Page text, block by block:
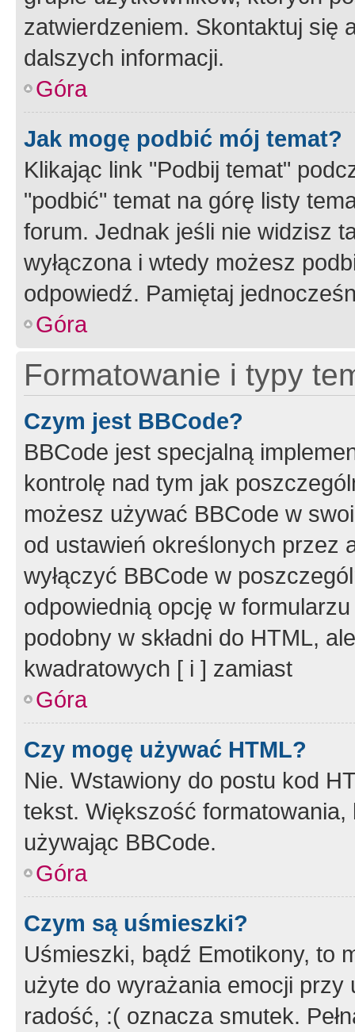
zatwierdzeniem. Skontaktuj się
dalszych informacji.
Góra
Jak mogę podbić mój temat?
Klikając link "Podbij temat"
"podbić" temat na górę listy
forum. Jednak jeśli nie widzisz
wyłączona i wtedy możesz
odpowiedź. Pamiętaj
Góra
Formatowanie i typy
Czym jest BBCode?
BBCode jest specjalną
kontrolę nad tym jak
możesz używać BBCode w
od ustawień określonych przez
wyłączyć BBCode w
odpowiednią opcję w
podobny w składni do HTML,
kwadratowych [ i ] zamiast
Góra
Czy mogę używać HTML?
Nie. Wstawiony do postu kod
tekst. Większość
używając BBCode.
Góra
Czym są uśmieszki?
Uśmieszki, bądź Emotikony, to
użyte do wyrażania emocji
radość, :( oznacza smutek.